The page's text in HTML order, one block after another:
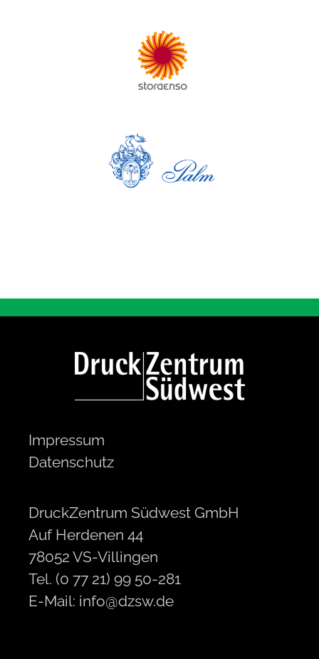
Impressum
Datenschutz
DruckZentrum Südwest GmbH
Auf Herdenen 44
78052 VS-Villingen
Tel. (0 77 21) 99 50-281
E-Mail: info@dzsw.de